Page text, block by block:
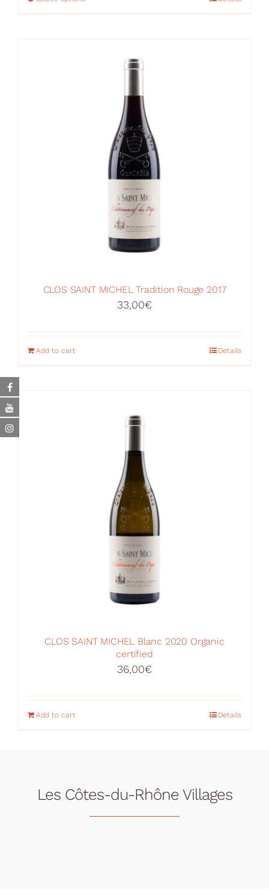
product
CLOS SAINT MICHEL Tradition Rouge 2017
33,00€
Add to cart Details
CLOS SAINT MICHEL Blanc 2020 Organic
certified
36,00€
Add to cart Details
Les Côtes-du-Rhône Villages